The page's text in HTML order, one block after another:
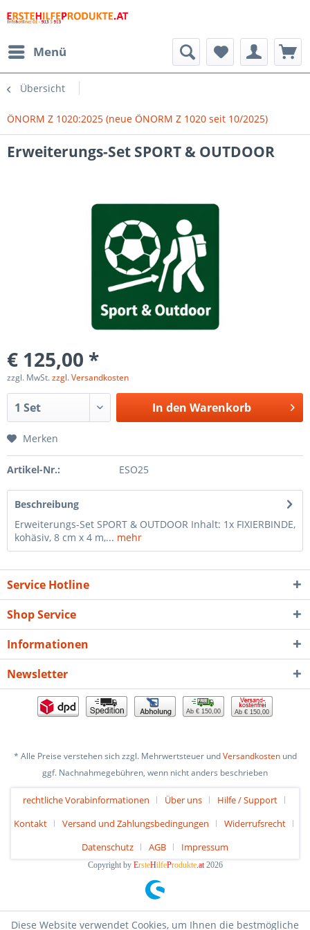
Menü
Übersicht
ÖNORM Z 1020:2025 (neue ÖNORM Z 1020 seit 10/2025)
Erweiterungs-Set SPORT & OUTDOOR
€ 125,00 *
zzgl. MwSt.zzgl. Versandkosten
In den Warenkorb
Merken
Artikel-Nr.: ESO25
Beschreibung
Erweiterungs-Set SPORT & OUTDOOR Inhalt: 1x FIXIERBINDE,
kohäsiv, 8 cm x 4 m,... mehr
Service Hotline
Shop Service
Informationen
Newsletter
Ab € 150,00 Ab € 150,00
* Alle Preise verstehen sich zzgl. Mehrwertsteuer undVersandkostenund
ggf. Nachnahmegebühren, wenn nicht anders beschrieben
rechtliche Vorabinformationen Über uns
Hilfe / Support
Kontakt
Versand und Zahlungsbedingungen
Widerrufsrecht
Datenschutz
AGB Impressum
Copyright by ErsteHilfeProdukte.at2026
Diese Website verwendet Cookies, um Ihnen die bestmögliche